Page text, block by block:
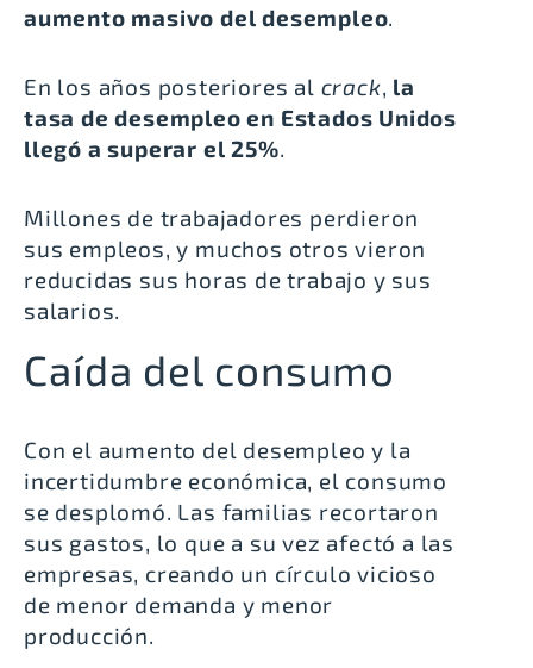
aumento masivo del desempleo.
En los años posteriores al crack, la
tasa de desempleo en Estados Unidos
llegó a superar el 25%.
Millones de trabajadores perdieron
sus empleos, y muchos otros vieron
reducidas sus horas de trabajo y sus
salarios.
Caída del consumo
Con el aumento del desempleo y la
incertidumbre económica, el consumo
se desplomó. Las familias recortaron
sus gastos, lo que a su vez afectó a las
empresas, creando un círculo vicioso
de menor demanda y menor
producción.